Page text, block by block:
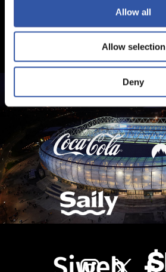
Allow all
Allow selection
Deny